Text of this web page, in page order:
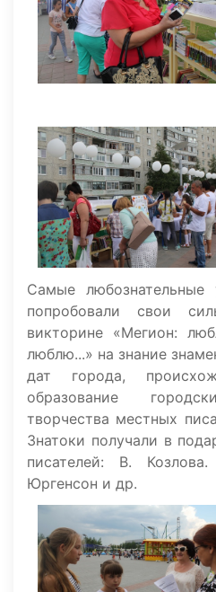
Самые любознательные
попробовали свои
викторине «Мегион:
люблю...» на знание
дат города,
образование
творчества местных
Знатоки получали в
писателей: В.
Юргенсон и др.